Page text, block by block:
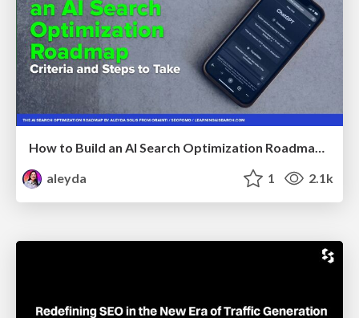
How to Build an AI Search Optimization Roadmap - Criteria and Steps to Take #SEOIRL
aleyda
1 2.1k